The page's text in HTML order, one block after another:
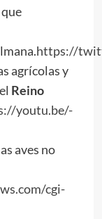
https://
agrícolas y
Reino
youtu.be/-
aves no
cgi-